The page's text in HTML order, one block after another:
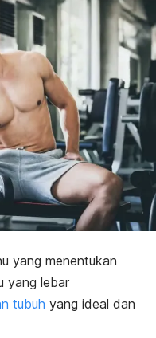
yang menentukan
yang lebar
tubuh yang ideal dan